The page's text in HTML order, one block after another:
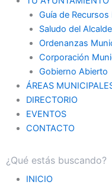
Guía de
Saludo del Alcalde
Ordenanzas
Corporación
Gobierno Abierto
ÁREAS
DIRECTORIO
EVENTOS
CONTACTO
INICIO